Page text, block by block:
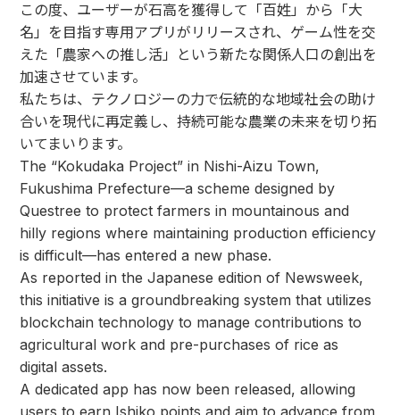
この度、ユーザーが石高を獲得して「百姓」から「大
名」を目指す専用アプリがリリースされ、ゲーム性を交
えた「農家への推し活」という新たな関係人口の創出を
加速させています。
私たちは、テクノロジーの力で伝統的な地域社会の助け
合いを現代に再定義し、持続可能な農業の未来を切り拓
いてまいります。
The “Kokudaka Project” in Nishi-Aizu Town,
Fukushima Prefecture—a scheme designed by
Questree to protect farmers in mountainous and
hilly regions where maintaining production efficiency
is difficult—has entered a new phase.
As reported in the Japanese edition of Newsweek,
this initiative is a groundbreaking system that utilizes
blockchain technology to manage contributions to
agricultural work and pre-purchases of rice as
digital assets.
A dedicated app has now been released, allowing
users to earn Ishiko points and aim to advance from